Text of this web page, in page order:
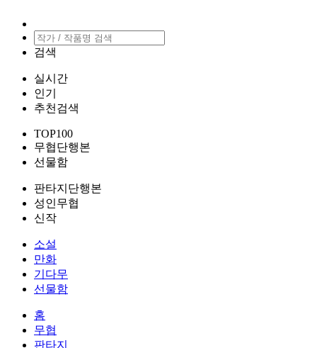
검색
실시간
인기
추천검색
TOP100
무협단행본
선물함
판타지단행본
성인무협
신작
소설
만화
기다무
선물함
홈
무협
판타지